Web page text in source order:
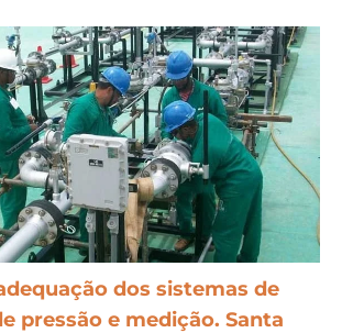
dos sistemas de
pressão e medição. Santa